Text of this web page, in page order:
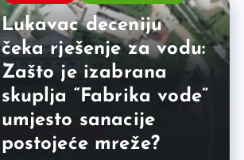
Lukavac deceniju
čeka rješenje za vodu:
Zašto je izabrana
skuplja “Fabrika vode”
umjesto sanacije
postojeće mreže?